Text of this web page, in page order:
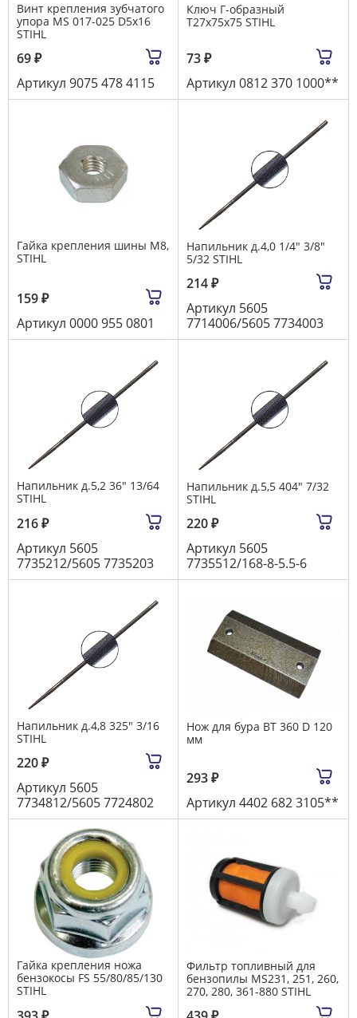
Винт крепления зубчатого
упора MS 017-025 D5х16
STIHL
69₽
Артикул 9075 478 4115
Ключ Г-образный
Т27х75х75 STIHL
73₽
Артикул 0812 370 1000**
Гайка крепления шины М8,
STIHL
159₽
Артикул 0000 955 0801
Напильник д.4,0 1/4" 3/8"
5/32 STIHL
214₽
Артикул 5605
7714006/5605 7734003
Напильник д.5,2 36" 13/64
STIHL
216₽
Артикул 5605
7735212/5605 7735203
Напильник д.5,5 404" 7/32
STIHL
220₽
Артикул 5605
7735512/168-8-5.5-6
Напильник д.4,8 325" 3/16
STIHL
220₽
Артикул 5605
7734812/5605 7724802
Нож для бура BT 360 D 120
мм
293₽
Артикул 4402 682 3105**
Гайка крепления ножа
бензокосы FS 55/80/85/130
STIHL
Фильтр топливный для
бензопилы MS231, 251, 260,
270, 280, 361-880 STIHL